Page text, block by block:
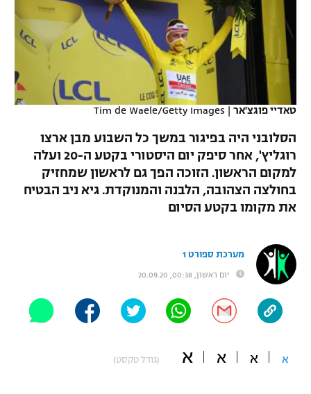
VOD
רץ ברשת
תוצאות
לוח שידורים
"מעל הליגה" – פודקאסט
נבחרת ישראל
מכבי חיפה
בית"ר ירושלים
מכבי תל אביב
הפועל תל אביב
הפועל חיפה
הפועל באר שבע
מכבי נתניה
בני יהודה
ליגה ספרדית
ליגה איטלקית
ליגה צרפתית
ליגה הולנדית
ליגה טורקית
ליגה סינית
ליגות נוספות
כדורסל נשים
מכבי תל אביב
הפועל חולון
הפועל ירושלים
דני אבדיה
יורוליג
יורוקאפ
טניס
כדוריד
כדורעף
שחייה
ג'ודו
אגרוף
UFC
היאבקות WWE
טאדיי פוגצ'אר |
Tim de Waele/Getty Images
הסלובני היה בפיגור במשך כל השבוע מבן ארצו
רוגליץ', אחר סיפק יום היסטורי בקטע ה-20 ועלה
למקום הראשון. הזוכה הפך גם לראשון שמחזיק
בחולצה הצהובה, הלבנה והמנוקדת. גיא ניב הבטיח
את מקומו בקטע הסיום
מערכת ספורט 1
יום ראשון, 00:38, 20.09.20
א א א א (גודל טקסט)